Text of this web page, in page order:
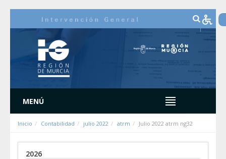
MENÚ
Inicio Contabilidad julio 2022 atrm Julio 2022 atrm ng32
2026